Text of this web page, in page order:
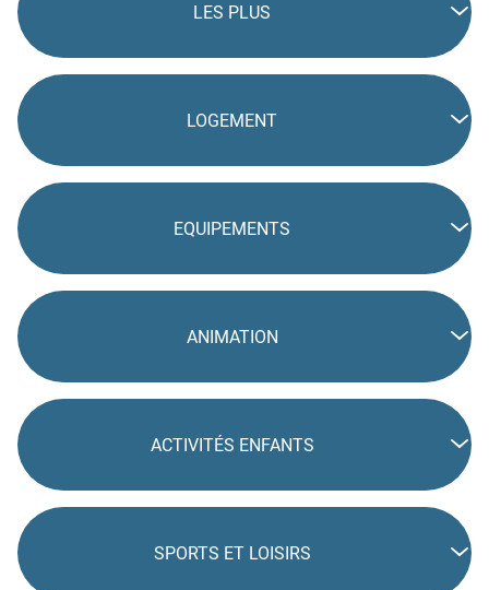
LES PLUS
LOGEMENT
EQUIPEMENTS
ANIMATION
ACTIVITÉS ENFANTS
SPORTS ET LOISIRS